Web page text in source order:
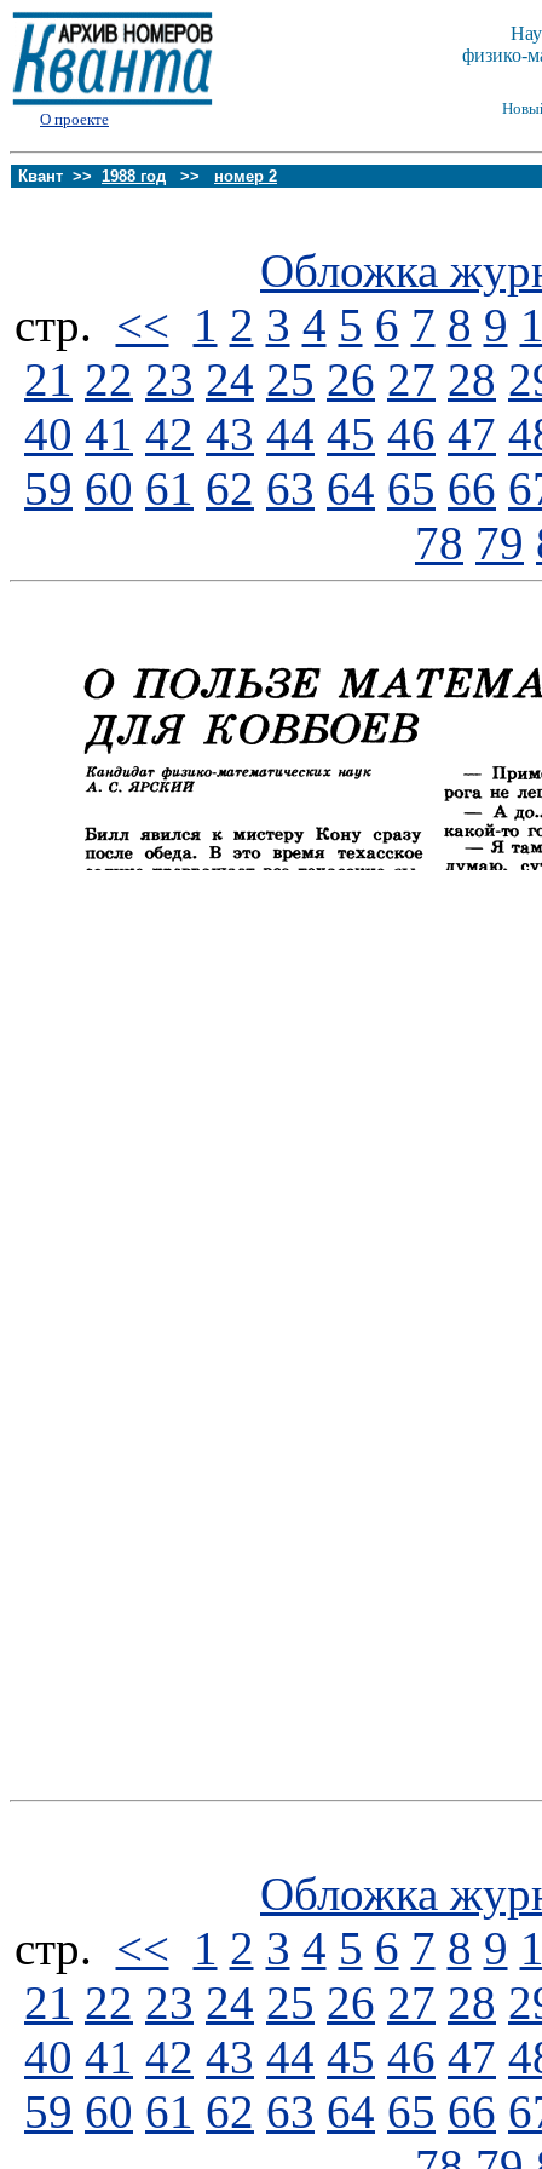
О проекте
физико-
Квант >> 1988 год >> номер 2
Обложка
стp. << 1 2 3 4 5 6 7 8 9
21 22 23 24 25 26 27 28
40 41 42 43 44 45 46 47
59 60 61 62 63 64 65 66
78 79
Обложка
стp. << 1 2 3 4 5 6 7 8 9
21 22 23 24 25 26 27 28
40 41 42 43 44 45 46 47
59 60 61 62 63 64 65 66